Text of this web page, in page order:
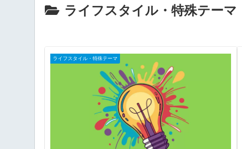
ライフスタイル・特殊テーマ
ライフスタイル・特殊テーマ